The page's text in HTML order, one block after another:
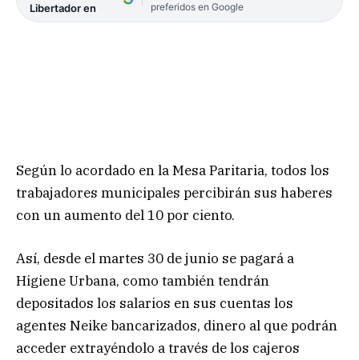
Libertador en
preferidos en Google
Según lo acordado en la Mesa Paritaria, todos los
trabajadores municipales percibirán sus haberes
con un aumento del 10 por ciento.
Así, desde el martes 30 de junio se pagará a
Higiene Urbana, como también tendrán
depositados los salarios en sus cuentas los
agentes Neike bancarizados, dinero al que podrán
acceder extrayéndolo a través de los cajeros